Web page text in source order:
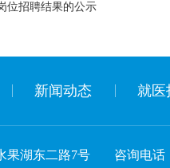
位招聘结果的公示
新闻动态 就医
果湖东二路7号 咨询电话